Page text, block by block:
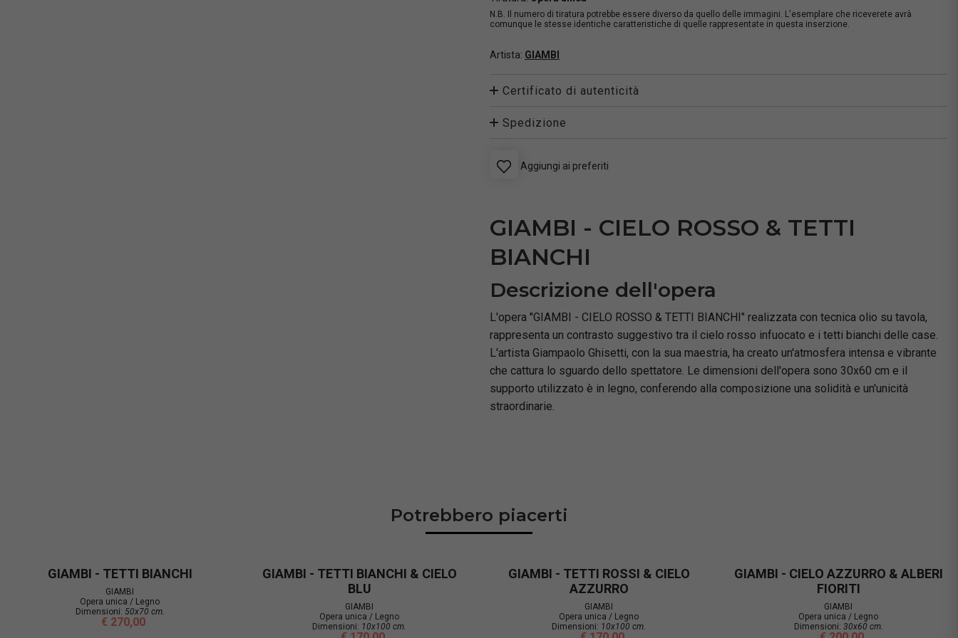
N.B. Il numero di tiratura potrebbe essere diverso da quello delle immagini. L'esemplare che riceverete avrà
comunque le stesse identiche caratteristiche di quelle rappresentate in questa inserzione.
Artista: GIAMBI
Certificato di autenticità
Spedizione
Aggiungi ai preferiti
GIAMBI - CIELO ROSSO & TETTI
BIANCHI
Descrizione dell'opera
L'opera "GIAMBI - CIELO ROSSO & TETTI BIANCHI" realizzata con tecnica olio su tavola,
rappresenta un contrasto suggestivo tra il cielo rosso infuocato e i tetti bianchi delle case.
L'artista Giampaolo Ghisetti, con la sua maestria, ha creato un'atmosfera intensa e vibrante
che cattura lo sguardo dello spettatore. Le dimensioni dell'opera sono 30x60 cm e il
supporto utilizzato è in legno, conferendo alla composizione una solidità e un'unicità
straordinarie.
Potrebbero piacerti
GIAMBI - TETTI BIANCHI
GIAMBI
Opera unica / Legno
Dimensioni: 50x70 cm.
€ 270,00
GIAMBI - TETTI BIANCHI & CIELO
BLU
GIAMBI
Opera unica / Legno
Dimensioni: 10x100 cm.
GIAMBI - TETTI ROSSI & CIELO
AZZURRO
GIAMBI
Opera unica / Legno
Dimensioni: 10x100 cm.
GIAMBI - CIELO AZZURRO & ALBERI
FIORITI
GIAMBI
Opera unica / Legno
Dimensioni: 30x60 cm.